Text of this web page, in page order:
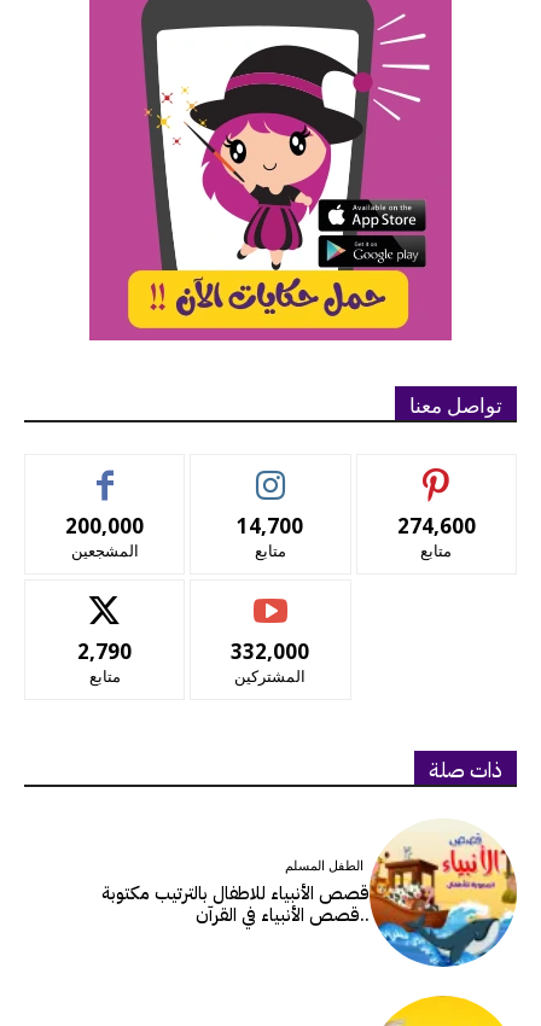
تواصل معنا
200,000
المشجعين
14,700
متابع
274,600
متابع
2,790
متابع
332,000
المشتركين
ذات صلة
الطفل المسلم
قصص الأنبياء للاطفال بالترتيب مكتوبة
..قصص الأنبياء في القرآن